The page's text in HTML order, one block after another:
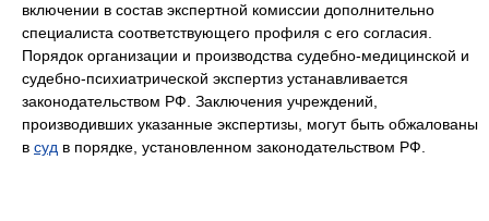
включении в состав экспертной комиссии дополнительно
специалиста соответствующего профиля с его согласия.
Порядок организации и производства судебно-медицинской и
судебно-психиатрической экспертиз устанавливается
законодательством РФ. Заключения учреждений,
производивших указанные экспертизы, могут быть обжалованы
в суд в порядке, установленном законодательством РФ.